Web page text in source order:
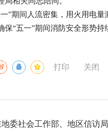
”期间人流密集，用火用电
“五一”期间消防安全形势持
打印 关闭
委社会工作部、地区信访